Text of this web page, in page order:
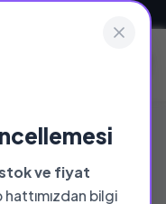
ve fiyat
bilgi